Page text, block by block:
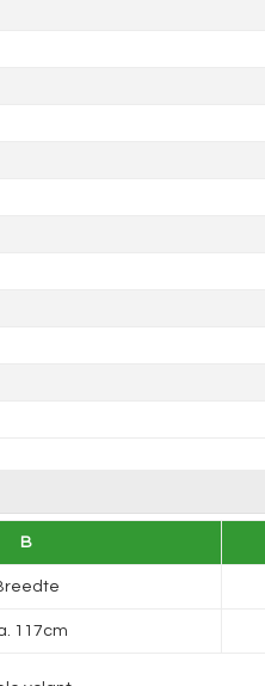
B
117cm